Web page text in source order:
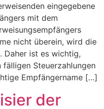
eingegebene
mit dem
nicht überein, wird die
Daher ist es wichtig,
Steuerzahlungen
Empfängername […]
der